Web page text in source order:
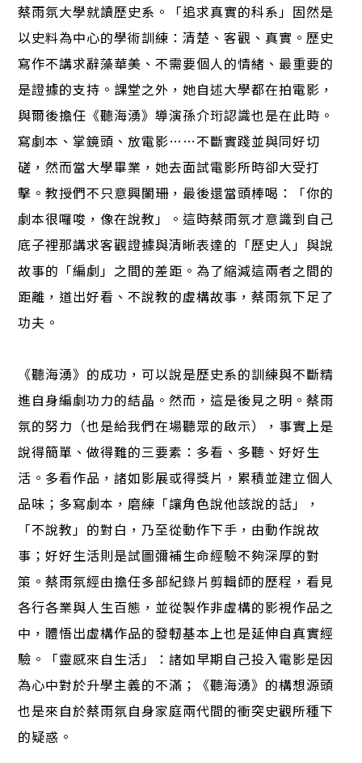
蔡雨氛大學就讀歷史系。「追求真實的科系」固然是
以史料為中心的學術訓練：清楚、客觀、真實。歷史
寫作不講求辭藻華美、不需要個人的情緒、最重要的
是證據的支持。課堂之外，她自述大學都在拍電影，
與爾後擔任《聽海湧》導演孫介珩認識也是在此時。
寫劇本、掌鏡頭、放電影……不斷實踐並與同好切
磋，然而當大學畢業，她去面試電影所時卻大受打
擊。教授們不只意興闌珊，最後還當頭棒喝：「你的
劇本很囉唆，像在說教」。這時蔡雨氛才意識到自己
底子裡那講求客觀證據與清晰表達的「歷史人」與說
故事的「編劇」之間的差距。為了縮減這兩者之間的
距離，道出好看、不說教的虛構故事，蔡雨氛下足了
功夫。
《聽海湧》的成功，可以說是歷史系的訓練與不斷精
進自身編劇功力的結晶。然而，這是後見之明。蔡雨
氛的努力（也是給我們在場聽眾的啟示），事實上是
說得簡單、做得難的三要素：多看、多聽、好好生
活。多看作品，諸如影展或得獎片，累積並建立個人
品味；多寫劇本，磨練「讓角色說他該說的話」，
「不說教」的對白，乃至從動作下手，由動作說故
事；好好生活則是試圖彌補生命經驗不夠深厚的對
策。蔡雨氛經由擔任多部紀錄片剪輯師的歷程，看見
各行各業與人生百態，並從製作非虛構的影視作品之
中，體悟出虛構作品的發軔基本上也是延伸自真實經
驗。「靈感來自生活」：諸如早期自己投入電影是因
為心中對於升學主義的不滿；《聽海湧》的構想源頭
也是來自於蔡雨氛自身家庭兩代間的衝突史觀所種下
的疑惑。